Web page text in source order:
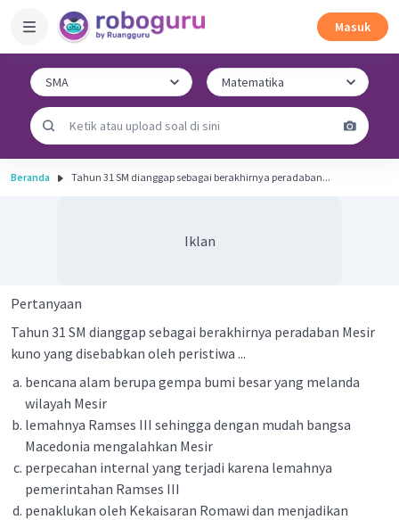
Masuk
Beranda Tahun 31 SM dianggap sebagai berakhirnya peradaban...
Iklan
Pertanyaan
Tahun 31 SM dianggap sebagai berakhirnya peradaban Mesir
kuno yang disebabkan oleh peristiwa ...
bencana alam berupa gempa bumi besar yang melanda
wilayah Mesir
lemahnya Ramses III sehingga dengan mudah bangsa
Macedonia mengalahkan Mesir
perpecahan internal yang terjadi karena lemahnya
pemerintahan Ramses III
penaklukan oleh Kekaisaran Romawi dan menjadikan